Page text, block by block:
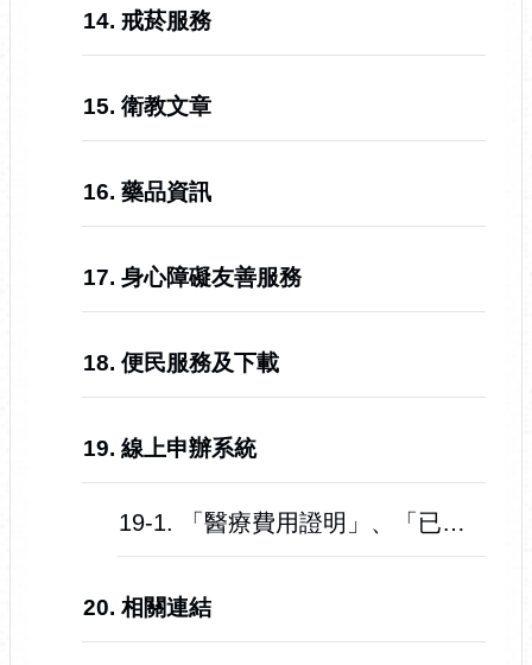
14. 戒菸服務
15. 衛教文章
16. 藥品資訊
17. 身心障礙友善服務
18. 便民服務及下載
19. 線上申辦系統
19-1. 「醫療費用證明」、「已開立過診斷證明書」、「病歷資料」申請系統
20. 相關連結